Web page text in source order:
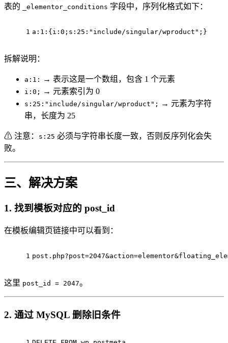
表的 _elementor_conditions 字段中，序列化格式如下：
1 a: 1 :{i: 0 ;s: 25 : "include/singular/wproduct" ;}
拆解说明：
a:1: → 表示这是一个数组，包含 1 个元素
i:0; → 元素索引为 0
s:25:"include/singular/wproduct";
→ 元素为字符
串，长度为 25
⚠ 注意： s:25 必须与字符串长度一致，否则反序列化会失
败。
三、解决方案
1. 找到模板对应的 post_id
在模板编辑页链接中可以看到：
1
这里 post_id = 2047。
2. 通过 MySQL 删除旧条件